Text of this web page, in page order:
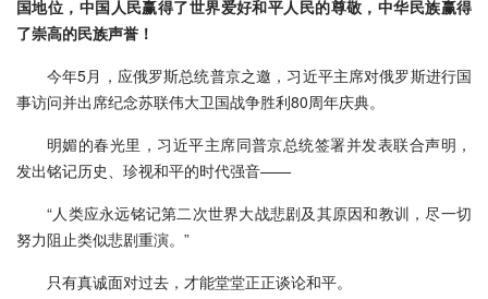
国地位，中国人民赢得了世界爱好和平人民的尊敬，中华民族赢得
了崇高的民族声誉！
今年5月，应俄罗斯总统普京之邀，习近平主席对俄罗斯进行国
事访问并出席纪念苏联伟大卫国战争胜利80周年庆典。
明媚的春光里，习近平主席同普京总统签署并发表联合声明，
发出铭记历史、珍视和平的时代强音——
“人类应永远铭记第二次世界大战悲剧及其原因和教训，尽一切
努力阻止类似悲剧重演。”
只有真诚面对过去，才能堂堂正正谈论和平。